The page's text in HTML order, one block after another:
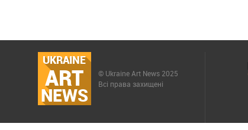
UKRAINE
ART
NEWS
© Ukraine Art News 2025
Всі права захищені